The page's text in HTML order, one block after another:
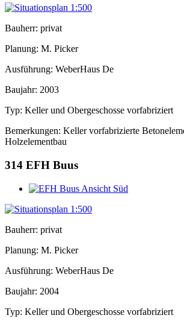
Bauherr: privat
Planung: M. Picker
Ausführung: WeberHaus De
Baujahr: 2003
Typ: Keller und Obergeschosse vorfabriziert
Bemerkungen: Keller vorfabrizierte
Holzelementbau
314 EFH Buus
Bauherr: privat
Planung: M. Picker
Ausführung: WeberHaus De
Baujahr: 2004
Typ: Keller und Obergeschosse vorfabriziert